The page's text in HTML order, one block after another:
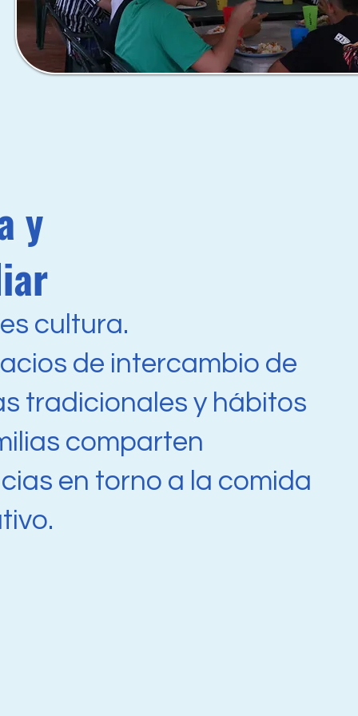
y
cultura.
de intercambio de
tradicionales y hábitos
comparten
en torno a la comida